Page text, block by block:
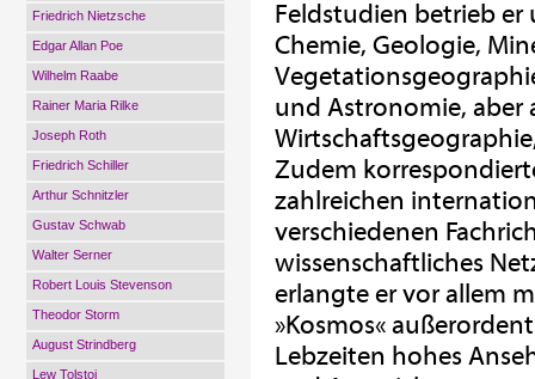
Friedrich Nietzsche
Edgar Allan Poe
Wilhelm Raabe
Rainer Maria Rilke
Joseph Roth
Friedrich Schiller
Arthur Schnitzler
Gustav Schwab
Walter Serner
Robert Louis Stevenson
Theodor Storm
August Strindberg
Lew Tolstoi
Feldstudien betrieb er
Chemie, Geologie,
und Astronomie, aber
Zudem
zahlreichen
verschiedenen
wissenschaftliches
erlangte er vor allem
»Kosmos«
Lebzeiten hohes